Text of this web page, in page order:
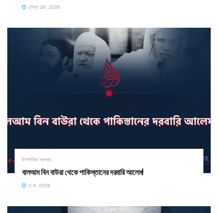
এপ্রিল 26, 2026
ইসলামিক স্কলার
বালআম বিন বাউরা থেকে পাকিস্তানের দরবারি আলেম!
মে 4, 2026